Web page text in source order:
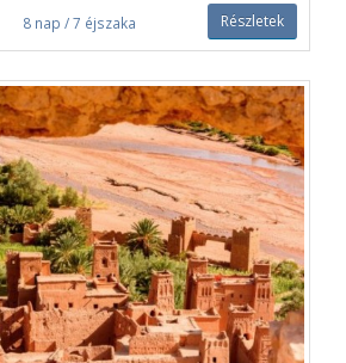
8 nap / 7 éjszaka Részletek